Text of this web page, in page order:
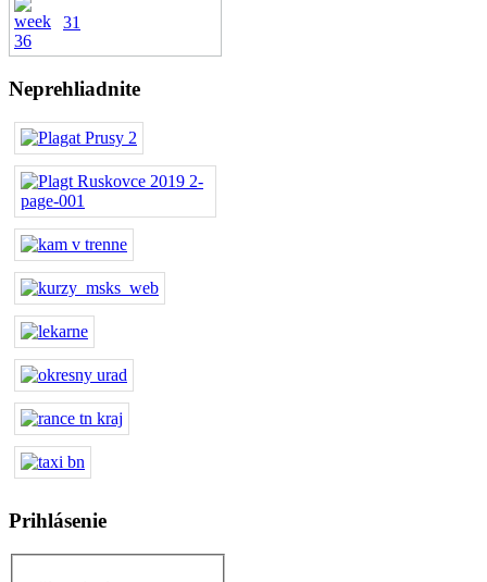
31
Neprehliadnite
Prihlásenie